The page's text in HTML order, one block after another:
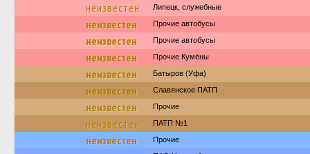
неизвестен Липецк, служебные
неизвестен Прочие автобусы
неизвестен Прочие автобусы
неизвестен Прочие Кумёны
неизвестен Батыров (Уфа)
неизвестен Славянское ПАТП
неизвестен Прочие
неизвестен ПАТП №1
неизвестен Прочие